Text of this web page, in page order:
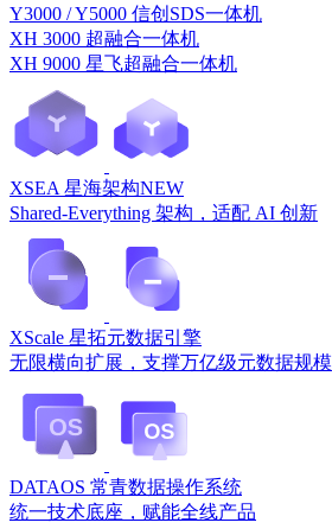
Y3000 / Y5000 信创SDS一体机
XH 3000 超融合一体机
XH 9000 星飞超融合一体机
XSEA 星海架构NEW
Shared-Everything 架构，适配 AI 创新
XScale 星拓元数据引擎
无限横向扩展，支撑万亿级元数据规模
DATAOS 常青数据操作系统
统一技术底座，赋能全线产品